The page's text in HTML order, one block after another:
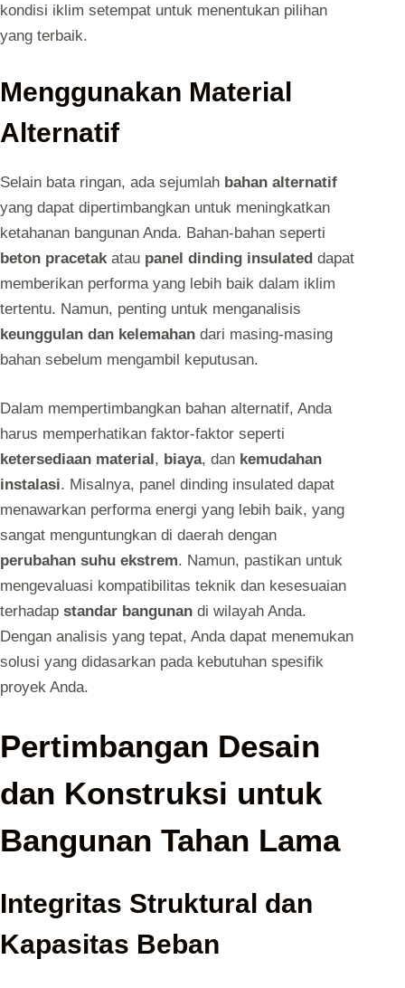
kondisi iklim setempat untuk menentukan pilihan
yang terbaik.
Menggunakan Material
Alternatif
Selain bata ringan, ada sejumlah bahan alternatif
yang dapat dipertimbangkan untuk meningkatkan
ketahanan bangunan Anda. Bahan-bahan seperti
beton pracetakatau panel dinding insulated dapat
memberikan performa yang lebih baik dalam iklim
tertentu. Namun, penting untuk menganalisis
keunggulan dan kelemahan dari masing-masing
bahan sebelum mengambil keputusan.
Dalam mempertimbangkan bahan alternatif, Anda
harus memperhatikan faktor-faktor seperti
ketersediaan material, biaya, dan kemudahan
instalasi. Misalnya, panel dinding insulated dapat
menawarkan performa energi yang lebih baik, yang
sangat menguntungkan di daerah dengan
perubahan suhu ekstrem. Namun, pastikan untuk
mengevaluasi kompatibilitas teknik dan kesesuaian
terhadap standar bangunan di wilayah Anda.
Dengan analisis yang tepat, Anda dapat menemukan
solusi yang didasarkan pada kebutuhan spesifik
proyek Anda.
Pertimbangan Desain
dan Konstruksi untuk
Bangunan Tahan Lama
Integritas Struktural dan
Kapasitas Beban